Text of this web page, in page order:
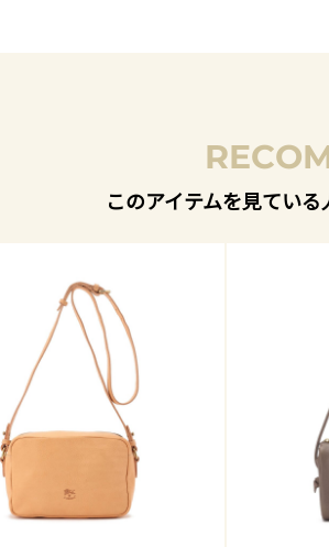
このアイテムを見てい